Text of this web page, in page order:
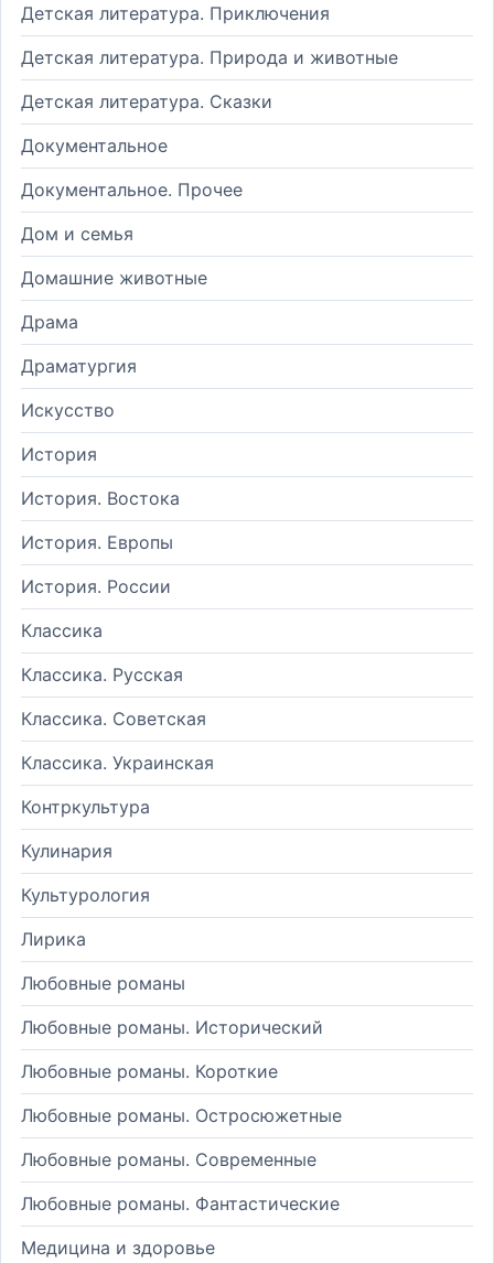
Детская литература. Приключения
Детская литература. Природа и животные
Детская литература. Сказки
Документальное
Документальное. Прочее
Дом и семья
Домашние животные
Драма
Драматургия
Искусство
История
История. Востока
История. Европы
История. России
Классика
Классика. Русская
Классика. Советская
Классика. Украинская
Контркультура
Кулинария
Культурология
Лирика
Любовные романы
Любовные романы. Исторический
Любовные романы. Короткие
Любовные романы. Остросюжетные
Любовные романы. Современные
Любовные романы. Фантастические
Медицина и здоровье